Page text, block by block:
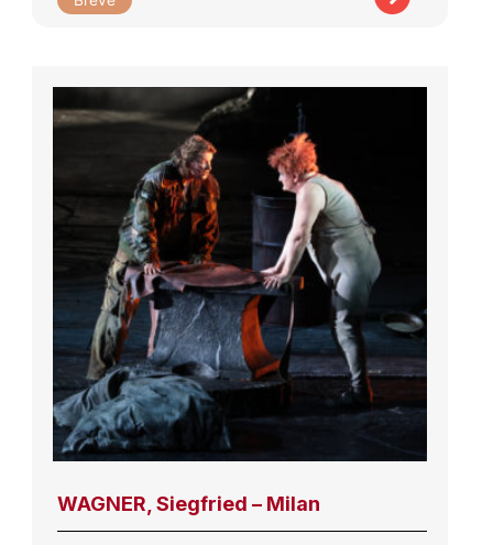
WAGNER, Siegfried – Milan